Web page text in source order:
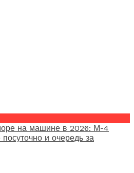
на машине в 2026: М-4
и очередь за